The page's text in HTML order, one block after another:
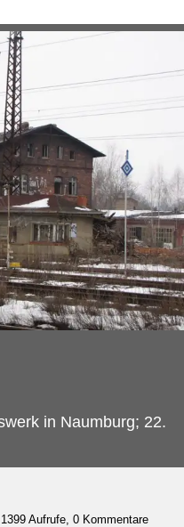
in Naumburg; 22.
Aufrufe, 0 Kommentare